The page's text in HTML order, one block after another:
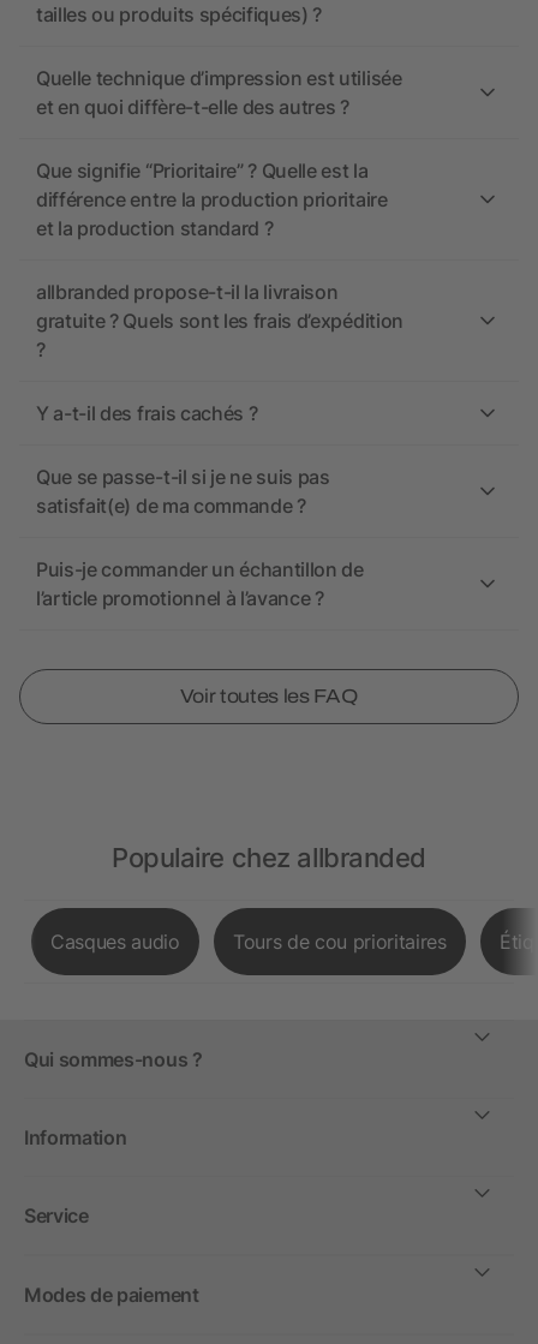
tailles ou produits spécifiques) ?
Quelle technique d’impression est utilisée
et en quoi diffère-t-elle des autres ?
Que signifie “Prioritaire” ? Quelle est la
différence entre la production prioritaire
et la production standard ?
allbranded propose-t-il la livraison
gratuite ? Quels sont les frais d’expédition
?
Y a-t-il des frais cachés ?
Que se passe-t-il si je ne suis pas
satisfait(e) de ma commande ?
Puis-je commander un échantillon de
l’article promotionnel à l’avance ?
Voir toutes les FAQ
Populaire chez allbranded
Casques audio Tours de cou prioritaires
Qui sommes-nous ?
Information
Service
Modes de paiement